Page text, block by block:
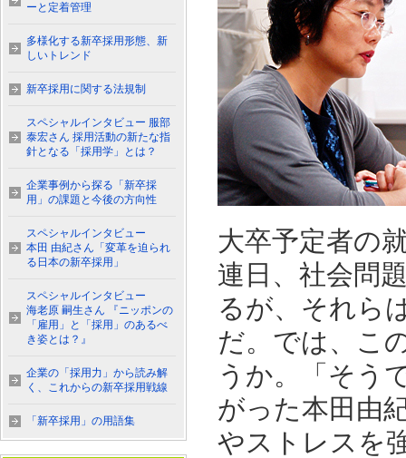
大卒予定者の
連日、社会問
るが、それら
だ。では、こ
うか。「そう
がった本田由
やストレスを
ーと定着管理
多様化する新卒採用形態、新
しいトレンド
新卒採用に関する法規制
スペシャルインタビュー 服部
泰宏さん 採用活動の新たな指
針となる「採用学」とは？
企業事例から探る「新卒採
用」の課題と今後の方向性
スペシャルインタビュー
本田 由紀さん「変革を迫られ
る日本の新卒採用」
スペシャルインタビュー
海老原 嗣生さん 『ニッポンの
「雇用」と「採用」のあるべ
き姿とは？』
企業の「採用力」から読み解
く、これからの新卒採用戦線
「新卒採用」の用語集